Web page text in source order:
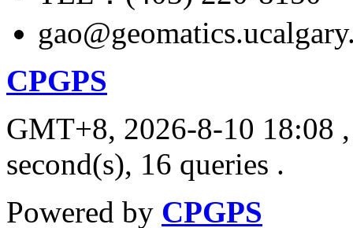
CPGPS
GMT+8, 2026-8-10 18:08
second(s), 16 queries .
Powered by CPGPS